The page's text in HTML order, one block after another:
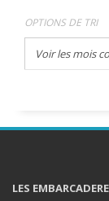
OPTIONS DE TRI
Voir les mois
LES